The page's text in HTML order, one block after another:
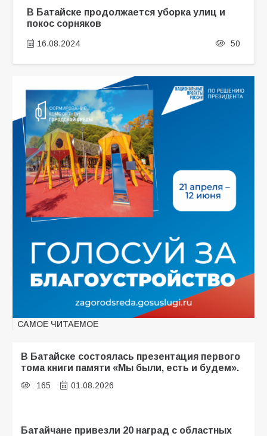
В Батайске продолжается уборка улиц и
покос сорняков
16.08.2024 50
САМОЕ ЧИТАЕМОЕ
В Батайске состоялась презентация первого
тома книги памяти «Мы были, есть и будем».
165 01.08.2026
Батайчане привезли 20 наград с областных